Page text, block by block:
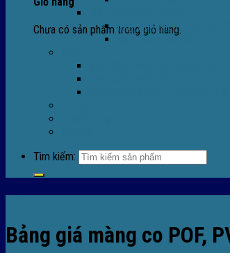
Chưa có sản phẩm trong giỏ hàng.
Máy Hàn Miệng Túi FR-770
Máy Đóng Đai FOREVER
Tìm kiếm:
Bảng giá màng co POF,